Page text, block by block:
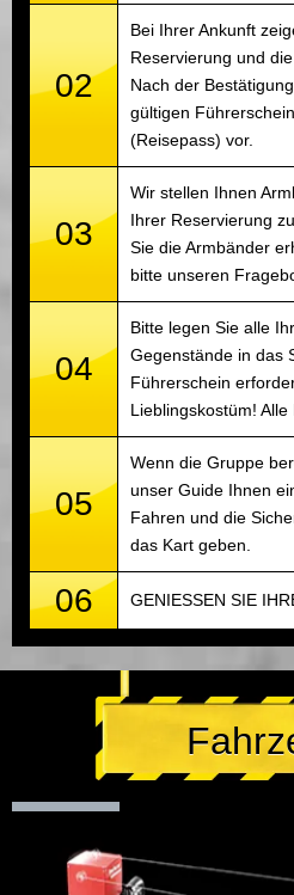
02
Bei Ihrer Ankunft
Reservierung und
Nach der
gültigen
(Reisepass) vor.
03
Wir stellen Ihnen
Ihrer Reservierung
Sie die Armbänder
bitte unseren
04
Bitte legen Sie alle
Gegenstände in das
Führerschein
Lieblingskostüm!
05
Wenn die Gruppe
unser Guide Ihnen
Fahren und die
das Kart geben.
06 GENIESSEN SIE